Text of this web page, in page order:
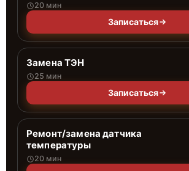
20 мин
Записаться
Замена ТЭН
25 мин
Записаться
Ремонт/замена датчика
температуры
20 мин